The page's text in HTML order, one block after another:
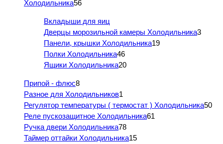
Холодильника56
Вкладыши для яиц
Дверцы морозильной камеры Холодильника3
Панели, крышки Холодильника19
Полки Холодильника46
Ящики Холодильника20
Припой - флюс8
Разное для Холодильников1
Регулятор температуры ( термостат ) Холодильника50
Реле пускозащитное Холодильника61
Ручка двери Холодильника78
Таймер оттайки Холодильника15